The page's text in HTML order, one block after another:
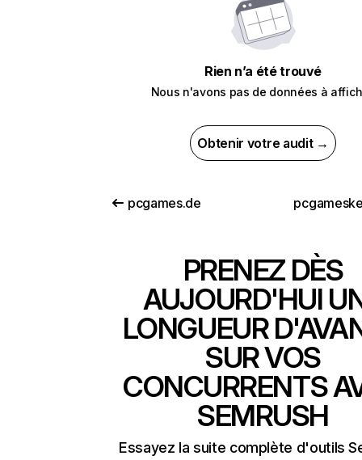
Rien n’a été trouvé
Nous n'avons pas de données à
Obtenir votre audit →
pcgames.de
PRENEZ DÈS
AUJOURD'HUI
LONGUEUR
SUR VOS
CONCURRENTS
SEMRUSH
Essayez la suite complète d'outils